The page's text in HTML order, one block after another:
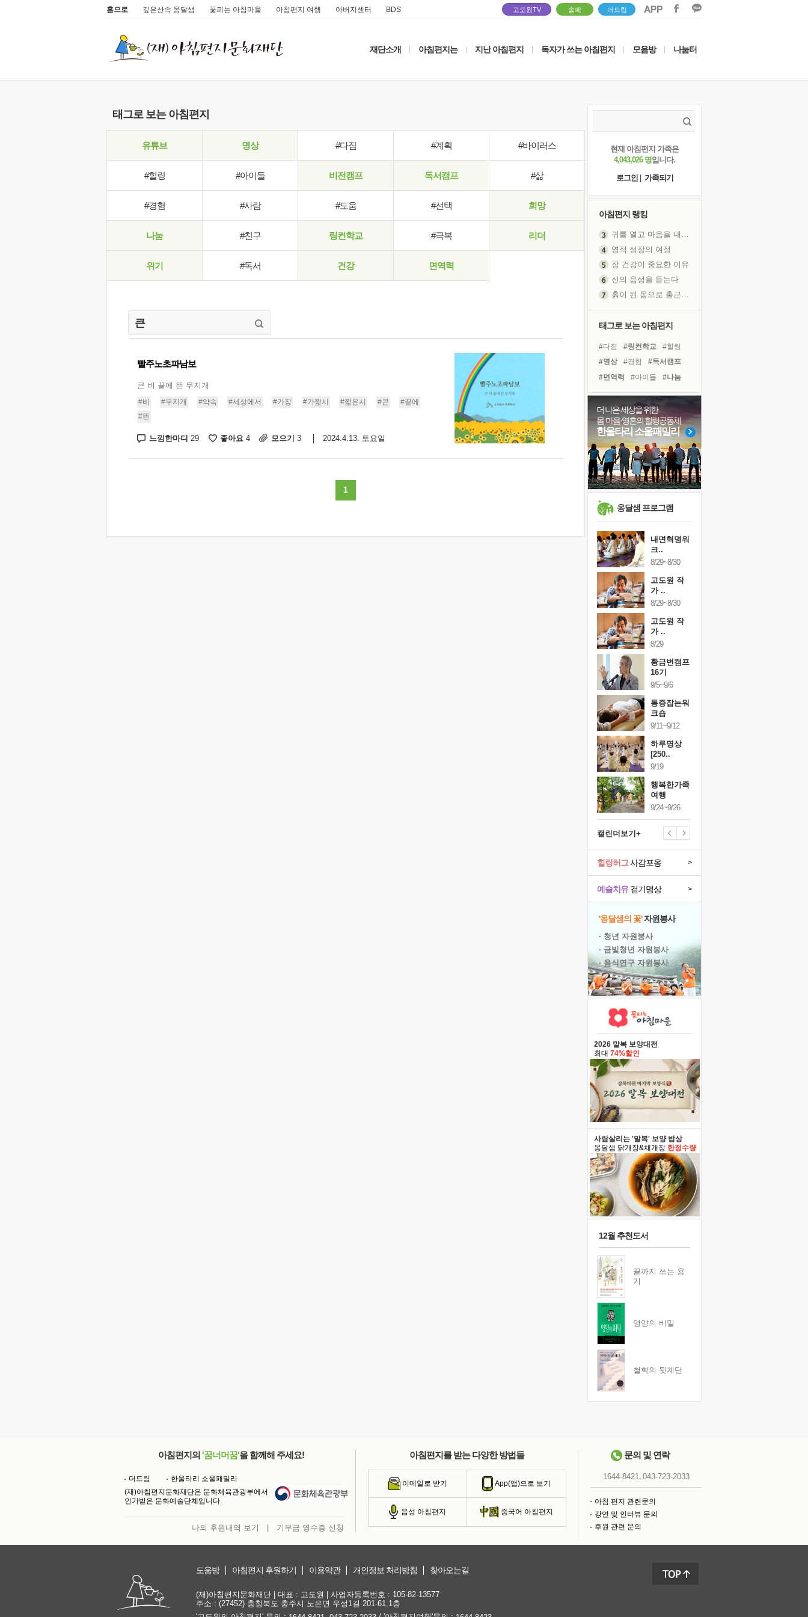
홈으로 깊은산속 옹달샘 꽃피는 아침마을 아침편지 여행 아버지센터 BDS 고도원TV 솔패 더드림
재단소개 아침편지는 지난 아침편지 독자가 쓰는 아침편지 모음방 나눔터
태그로 보는 아침편지
유튜브 명상 #다짐 #계획 #바이러스
#힐링 #아이들 비전캠프 독서캠프 #삶
#경험 #사람 #도움 #선택 희망
나눔 #친구 링컨학교 #극복 리더
위기 #독서 건강 면역력
빨주노초파남보
큰 비 끝에 뜬 무지개
#비 #무지개 #약속 #세상에서 #가장 #가짧시 #짧은시 #큰
#끝에
#뜬
느낌한마디 29 좋아요 4 모으기 3 2024.4.13. 토요일
1
현재 아침편지 가족은
4,043,026 명입니다.
로그인
가족되기
아침편지 랭킹
귀를 열고 마음을 내어주고
영적 성장의 여정
장 건강이 중요한 이유
신의 음성을 듣는다
흙이 된 몸으로 출근하는 여자
졸업식 사진을 보며
극심한 변비, 어깨결림, 수면 장애
아픈 아버지를 위한 공간 설계
슬럼프
보고 싶은 어머니
유년 시절의 부산 영도 바다
못된 꼰대들
희망이란
'모른다'는 것
태그로 보는 아침편지
#다짐 #링컨학교
#힐링
#명상
#경험
#독서캠프
#면역력
#아이들
#나눔
#비전캠프
#계획
#건강
#극복
#위기
#도움
#리더
#독서
#희망
#사람
#친구
#삶
#유튜브
더 나은 세상을 위한
몸·마음·영혼의 힐링공동체
한울타리 소울패밀리
옹달샘 프로그램
내면혁명워
크..
8/29~8/30
고도원 작
가 ..
8/29~8/30
고도원 작
가 ..
8/29
황금변캠프
16기
9/5~9/6
통증잡는워
크숍
9/11~9/12
하루명상
[250..
9/19
행복한가족
여행
9/24~9/26
캘린더보기+
예술치유걷기명상 >
힐링허그사감포옹 >
'옹달샘의 꽃'자원봉사
· 청년 자원봉사
· 금빛청년 자원봉사
· 음식연구 자원봉사
2026 말복 보양대전
최대 74%할인
사람살리는 '말복' 보양 밥상
옹달샘 닭개장&채개장 한정수량
12월 추천도서
끝까지 쓰는 용
기
영양의 비밀
철학의 뒷계단
아침편지의 '꿈너머꿈'을 함께해 주세요!
더드림
한울타리 소울패밀리
(재)아침편지문화재단은 문화체육관광부에서
인가받은 문화예술단체입니다.
나의 후원내역 보기 기부금 영수증 신청
아침편지를 받는 다양한 방법들
이메일로 받기 App(앱)으로 보기
음성 아침편지 중국어 아침편지
문의 및 연락
1644-8421, 043-723-2033
아침 편지 관련문의
강연 및 인터뷰 문의
후원 관련 문의
도움방 아침편지 후원하기 이용약관 개인정보 처리방침 찾아오는길
(재)아침편지문화재단 | 대표 : 고도원 | 사업자등록번호 : 105-82-13577
주소 : (27452) 충청북도 충주시 노은면 우성1길 201-61,1층